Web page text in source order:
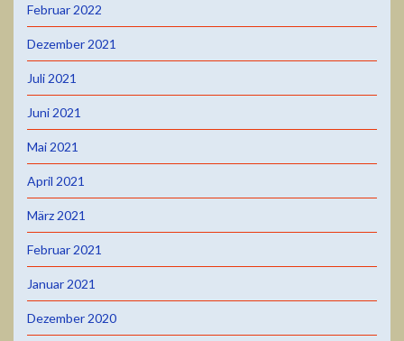
Februar 2022
Dezember 2021
Juli 2021
Juni 2021
Mai 2021
April 2021
März 2021
Februar 2021
Januar 2021
Dezember 2020